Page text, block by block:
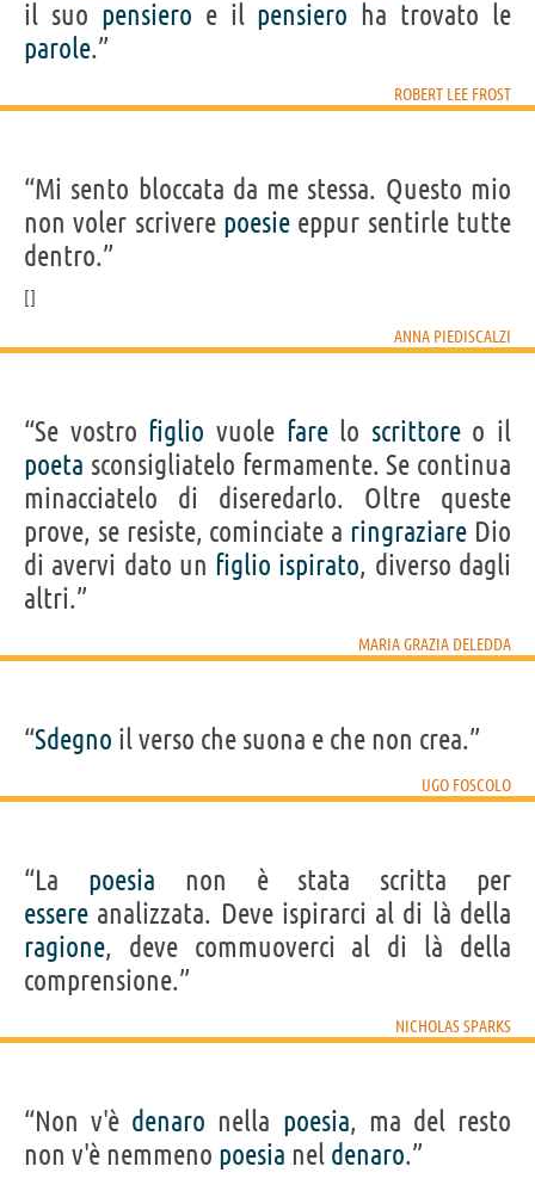
il suo pensiero e il pensiero ha trovato le
parole.”
ROBERT LEE FROST
“Mi sento bloccata da me stessa. Questo mio
non voler scrivere poesie eppur sentirle tutte
dentro.”
ANNA PIEDISCALZI
“Se vostro figlio vuole farelo scrittoreo il
poeta sconsigliatelo fermamente. Se continua
minacciatelo di diseredarlo. Oltre queste
prove, se resiste, cominciate a ringraziare Dio
di avervi dato un figlio ispirato, diverso dagli
altri.”
MARIA GRAZIA DELEDDA
“Sdegno il verso che suona e che non crea.”
UGO FOSCOLO
“La poesia non è stata scritta per
essere analizzata. Deve ispirarci al di là della
ragione, deve commuoverci al di là della
comprensione.”
NICHOLAS SPARKS
“Non v'è denaro nella poesia, ma del resto
non v'è nemmeno poesia nel denaro.”